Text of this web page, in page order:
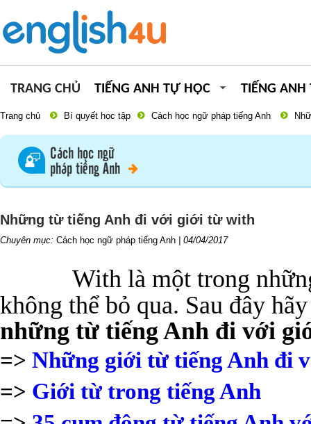
TRANG CHỦ TIẾNG ANH TỰ HỌC TIẾNG ANH
Trang chủ Bí quyết học tập Cách học ngữ pháp tiếng Anh
Cách học ngữ
pháp tiếng Anh
Những từ tiếng Anh đi với giới từ with
Chuyên mục: Cách học ngữ pháp tiếng Anh 04/04/2017
With là một trong
không thể bỏ qua. Sau đây
những từ tiếng Anh đi với
=> Những giới từ tiếng Anh đi
=> Giới từ trong tiếng Anh